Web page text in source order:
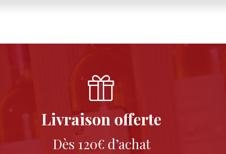
Livraison offerte
Dès 120€ d’achat